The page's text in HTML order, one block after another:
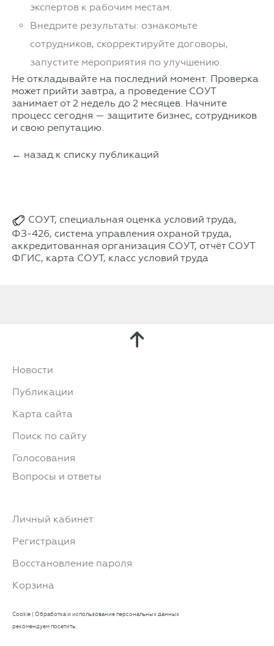
экспертов к рабочим местам.
Внедрите результаты: ознакомьте
сотрудников, скорректируйте договоры,
запустите мероприятия по улучшению.
Не откладывайте на последний момент. Проверка
может прийти завтра, а проведение СОУТ
занимает от 2 недель до 2 месяцев. Начните
процесс сегодня — защитите бизнес, сотрудников
и свою репутацию.
← назад к списку публикаций
СОУТ, специальная оценка условий труда,
ФЗ-426, система управления охраной труда,
аккредитованная организация СОУТ, отчёт СОУТ
ФГИС, карта СОУТ, класс условий труда
Новости
Публикации
Карта сайта
Поиск по сайту
Голосования
Вопросы и ответы
Личный кабинет
Регистрация
Восстановление пароля
Корзина
Cookie | Обработка и использование персональных данных
рекомендуем посетить: